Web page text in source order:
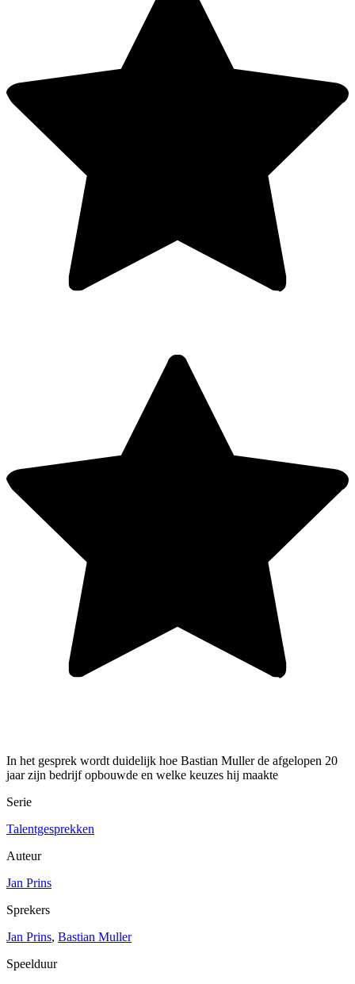
In het gesprek wordt duidelijk hoe Bastian Muller de afgelopen 20
jaar zijn bedrijf opbouwde en welke keuzes hij maakte
Serie
Talentgesprekken
Auteur
Jan Prins
Sprekers
Jan Prins, Bastian Muller
Speelduur